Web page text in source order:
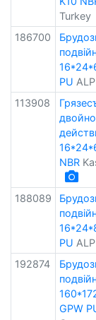
Turkey
186700
PU
113908
NBR
188089
PU
192874
GPW